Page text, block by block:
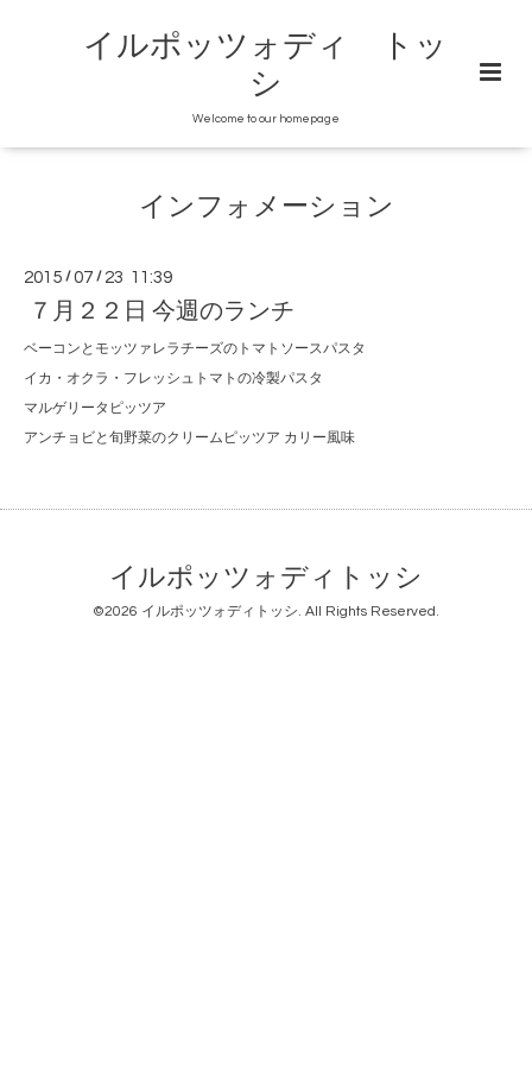
イルポッツォディ トッ
シ
Welcome to our homepage
インフォメーション
2015 /07 / 23 11:39
７月２２日 今週のランチ
ベーコンとモッツァレラチーズのトマトソースパスタ
イカ・オクラ・フレッシュトマトの冷製パスタ
マルゲリータピッツア
アンチョビと旬野菜のクリームピッツア カリー風味
イルポッツォディトッシ
©2026 イルポッツォディトッシ. All Rights Reserved.